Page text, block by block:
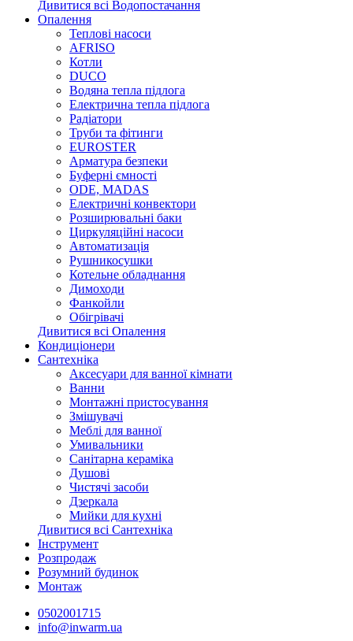
Дивитися всі Водопостачання
Опалення
Теплові насоси
AFRISO
Котли
DUCO
Водяна тепла підлога
Електрична тепла підлога
Радіатори
Труби та фітинги
EUROSTER
Арматура безпеки
Буферні ємності
ODE, MADAS
Електричні конвектори
Розширювальні баки
Циркуляційні насоси
Автоматизація
Рушникосушки
Котельне обладнання
Димоходи
Фанкойли
Обігрівачі
Дивитися всі Опалення
Кондиціонери
Сантехніка
Аксесуари для ванної кімнати
Ванни
Монтажні пристосування
Змішувачі
Меблі для ванної
Умивальники
Санітарна кераміка
Душові
Чистячі засоби
Дзеркала
Мийки для кухні
Дивитися всі Сантехніка
Інструмент
Розпродаж
Розумний будинок
Монтаж
0502001715
info@inwarm.ua